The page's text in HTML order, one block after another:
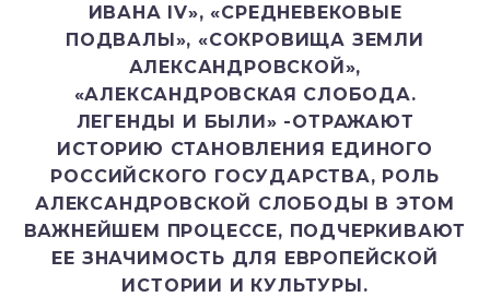
ИВАНА IV», «СРЕДНЕВЕКОВЫЕ
ПОДВАЛЫ», «СОКРОВИЩА ЗЕМЛИ
АЛЕКСАНДРОВСКОЙ»,
«АЛЕКСАНДРОВСКАЯ СЛОБОДА.
ЛЕГЕНДЫ И БЫЛИ» -ОТРАЖАЮТ
ИСТОРИЮ СТАНОВЛЕНИЯ ЕДИНОГО
РОССИЙСКОГО ГОСУДАРСТВА, РОЛЬ
АЛЕКСАНДРОВСКОЙ СЛОБОДЫ В ЭТОМ
ВАЖНЕЙШЕМ ПРОЦЕССЕ, ПОДЧЕРКИВАЮТ
ЕЕ ЗНАЧИМОСТЬ ДЛЯ ЕВРОПЕЙСКОЙ
ИСТОРИИ И КУЛЬТУРЫ.